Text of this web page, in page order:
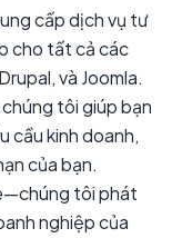
cấp dịch vụ tư
cho tất cả các
và Joomla.
tôi giúp bạn
cầu kinh doanh,
của bạn.
tôi phát
nghiệp của